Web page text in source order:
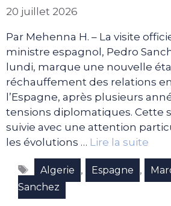
20 juillet 2026
Par Mehenna H. – La visite
ministre espagnol, Pedro
lundi, marque une nouvelle
réchauffement des relations
l’Espagne, après plusieurs
tensions diplomatiques. Cette
suivie avec une attention
les évolutions … Lire la suite
Étiquettes
Algerie , Espagne ,
Sanchez